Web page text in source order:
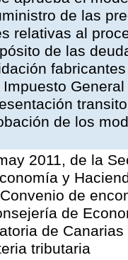
de las
relativas al
de las
de los
2011, de la
y
de
de
de
tributaria